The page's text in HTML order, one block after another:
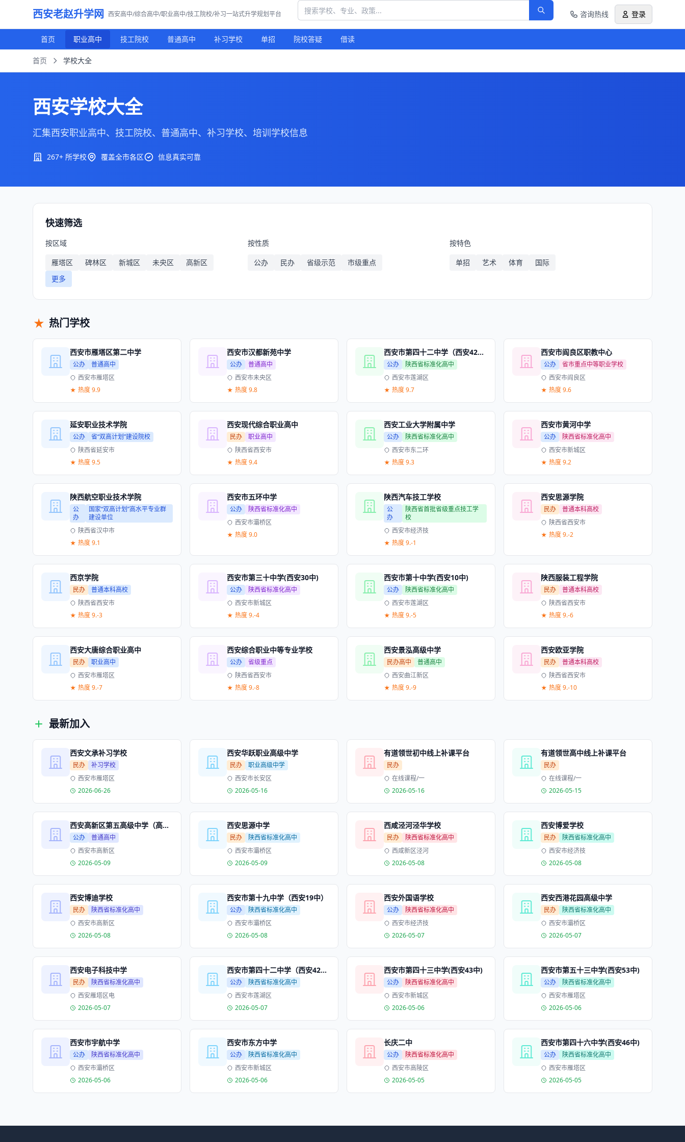
西安老赵升学网 西安高中/综合高中/职业高中/技工院校/补习一站式升学规划平台 咨询热线 登录
首页 职业高中 技工院校 普通高中 补习学校 单招 院校答疑 借读
首页 学校大全
西安学校大全
汇集西安职业高中、技工院校、普通高中、补习学校、培训学校信息
267+ 所学校 覆盖全市各区 信息真实可靠
快速筛选
按区域
雁塔区
碑林区 新城区 未央区
高新区
更多
按性质
公办
民办 省级示范 市级重点
按特色
单招
艺术 体育 国际
热门学校
西安市雁塔区第二中学
公办
普通高中
西安市雁塔区
热度 9.9
西安市汉都新苑中学
公办
普通高中
西安市未央区
热度 9.8
西安市第四十二中学（西安42中）
公办
陕西省标准化高中
西安市莲湖区
热度 9.7
西安市阎良区职教中心
公办
省市重点中等职业学校
西安市阎良区
热度 9.6
延安职业技术学院
公办
省“双高计划”建设院校
陕西省延安市
热度 9.5
西安现代综合职业高中
民办
职业高中
陕西省西安市
热度 9.4
西安工业大学附属中学
公办
陕西省标准化高中
西安市东二环
热度 9.3
西安市黄河中学
公办
陕西省标准化高中
西安市新城区
热度 9.2
陕西航空职业技术学院
公
办
国家“双高计划”高水平专业群
建设单位
陕西省汉中市
热度 9.1
西安市五环中学
公办
陕西省标准化高中
西安市灞桥区
热度 9.0
陕西汽车技工学校
公
办
陕西省首批省级重点技工学
校
西安市经济技
热度 9.-1
西安思源学院
民办
普通本科高校
陕西省西安市
热度 9.-2
西京学院
民办
普通本科高校
陕西省西安市
热度 9.-3
西安市第三十中学(西安30中)
公办
陕西省标准化高中
西安市新城区
热度 9.-4
西安市第十中学(西安10中)
公办
陕西省标准化高中
西安市莲湖区
热度 9.-5
陕西服装工程学院
民办
普通本科高校
陕西省西安市
热度 9.-6
西安大唐综合职业高中
民办
职业高中
西安市雁塔区
热度 9.-7
西安综合职业中等专业学校
公办
省级重点
陕西省西安市
热度 9.-8
西安景泓高级中学
民办高中
普通高中
西安曲江新区
热度 9.-9
西安欧亚学院
民办
普通本科高校
陕西省西安市
热度 9.-10
最新加入
西安文承补习学校
民办
补习学校
西安市雁塔区
2026-06-26
西安华跃职业高级中学
民办
职业高级中学
西安市长安区
2026-05-16
有道领世初中线上补课平台
民办
在线课程/一
2026-05-16
有道领世高中线上补课平台
民办
在线课程/一
2026-05-15
西安高新区第五高级中学（高新区五高）
公办
普通高中
西安市高新区
2026-05-09
西安思源中学
民办
陕西省标准化高中
西安市灞桥区
2026-05-09
西咸泾河泾华学校
民办
陕西省标准化高中
西咸新区泾河
2026-05-08
西安博爱学校
民办
陕西省标准化高中
西安市经济技
2026-05-08
西安博迪学校
民办
陕西省标准化高中
西安市高新区
2026-05-08
西安市第十九中学（西安19中）
公办
陕西省标准化高中
西安市灞桥区
2026-05-08
西安外国语学校
公办
陕西省标准化高中
西安市经济技
2026-05-07
西安西港花园高级中学
民办
陕西省标准化高中
西安市灞桥区
2026-05-07
西安电子科技中学
民办
陕西省标准化高中
西安雁塔区电
2026-05-07
西安市第四十二中学（西安42中）
公办
陕西省标准化高中
西安市莲湖区
2026-05-07
西安市第四十三中学(西安43中)
公办
陕西省标准化高中
西安市新城区
2026-05-06
西安市第五十三中学(西安53中)
公办
陕西省标准化高中
西安市雁塔区
2026-05-06
西安市宇航中学
公办
陕西省标准化高中
西安市灞桥区
2026-05-06
西安市东方中学
公办
陕西省标准化高中
西安市新城区
2026-05-06
长庆二中
公办
陕西省标准化高中
西安市高陵区
2026-05-05
西安市第四十六中学(西安46中)
公办
陕西省标准化高中
西安市雁塔区
2026-05-05